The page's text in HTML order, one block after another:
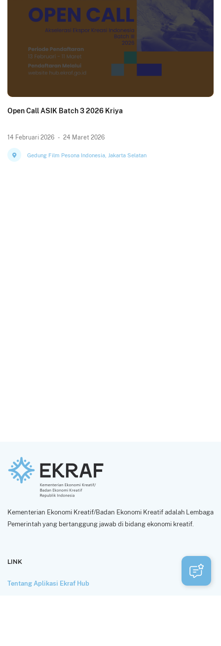
Open Call ASIK Batch 3 2026 Kriya
14 Februari 2026 - 24 Maret 2026
Gedung Film Pesona Indonesia, Jakarta Selatan
Kementerian Ekonomi Kreatif/Badan Ekonomi Kreatif adalah Lembaga
Pemerintah yang bertanggung jawab di bidang ekonomi kreatif.
LINK
Tentang Aplikasi Ekraf Hub